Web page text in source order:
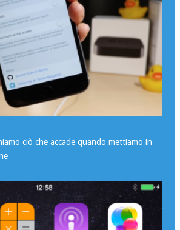
ciò che accade quando mettiamo in